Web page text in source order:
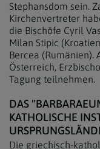
Stephansdom sein.
Kirchenvertreter
die Bischöfe Cyril
Milan Stipic
Bercea (Rumänien).
Österreich,
Tagung teilnehmen.
DAS
KATHOLISCHE
Die griechisch-